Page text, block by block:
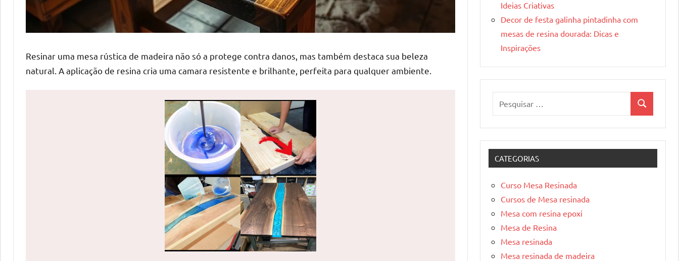
de
mesas
de
de
resina
as
inovadoras
mesas
cascata
resinadas.
Quer
esteja
à
procura
de
uma
mesa
Resinar uma mesa rústica de madeira não só a protege contra danos, mas também destaca sua beleza
natural. A aplicação de resina cria uma camara resistente e brilhante, perfeita para qualquer ambiente.
Ideias Criativas
Decor de festa galinha pintadinha com
mesas de resina dourada: Dicas e
Inspirações
Pesquisa
CATEGORIAS
Curso Mesa Resinada
Cursos de Mesa resinada
Mesa com resina epoxi
Mesa de Resina
Mesa resinada
Mesa resinada de madeira